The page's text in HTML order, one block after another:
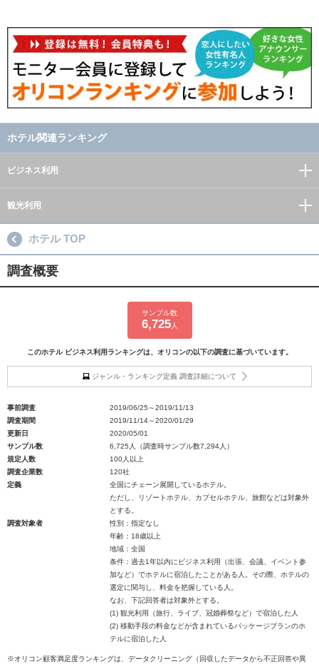
ホテル関連ランキング
ビジネス利用
観光利用
ホテル TOP
調査概要
サンプル数
6,725人
このホテル ビジネス利用ランキングは、オリコンの以下の調査に基づいています。
ジャンル・ランキング定義 調査詳細について
事前調査
2019/06/25～2019/11/13
調査期間
2019/11/14～2020/01/29
更新日
2020/05/01
サンプル数
6,725人（調査時サンプル数7,294人）
規定人数
100人以上
調査企業数
120社
定義
全国にチェーン展開しているホテル。
ただし、リゾートホテル、カプセルホテル、旅館などは対象外
とする。
調査対象者
性別：指定なし
年齢：18歳以上
地域：全国
条件：過去1年以内にビジネス利用（出張、会議、イベント参
加など）でホテルに宿泊したことがある人。その際、ホテルの
選定に関与し、料金を把握している人。
なお、下記回答者は対象外とする。
(1) 観光利用（旅行、ライブ、冠婚葬祭など）で宿泊した人
(2) 移動手段の料金などが含まれているパッケージプランのホ
テルに宿泊した人
※オリコン顧客満足度ランキングは、データクリーニング（回収したデータから不正回答や異